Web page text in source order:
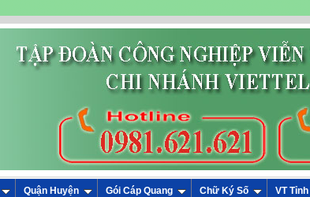
Quận Huyện Gói Cáp Quang Chữ Ký Số VT Tỉnh